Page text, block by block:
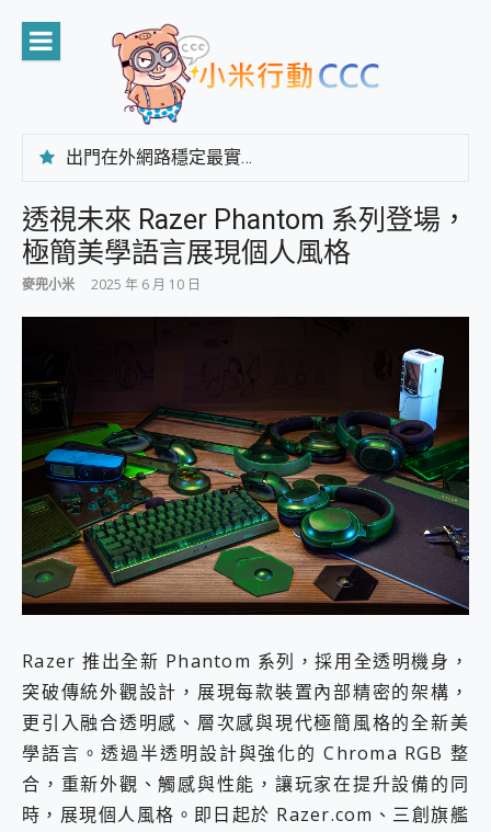
content
出門在外網路穩定最實在 「台灣大哥大」榮獲 4G/5G 在線率全球 NO.3 全台第一與全台六冠王實測心得，走到哪順到哪！
專為 PC上的 XBOX和掌機設計的 FireCuda X1070 SSD 固態硬碟開箱 評測
台灣製攝影機在這裡，100%全無線設計 SpotCam Solo Eco 太陽能防水雲端攝影機 SpotCam Solo 3 2.5K高畫質戶外攝影機 開箱 評測
好用的 EaseUS Partition Master 讓您輕鬆的移除與格式化有防寫保護的隨身碟或SD卡
一鍵修復模糊影片、舊照的 AI 好幫手! VideoProc Converter AI 新版全解析 × 年末優惠，一篇全看懂
小朋友才做選擇 投影機 RGB藍牙音響 氛圍情境燈 我通通都要！ Starfish 2 幻彩膠囊投影機｜結合「 智慧投影 & 煥彩流動 」的沈浸式生活新體驗
外型超吸晴~ 給您絕佳操控體驗 GravaStar Mercury K1 系列 異星機械鍵盤與 Mercury X 系列 輕量無線電競滑鼠 開箱 評測
開箱~變身「蜘蛛人」椅子軍師！MSI MPG 491CQP QD-OLED 超寬曲面電競螢幕，多工辦公、爽度滿滿的終極桌面體驗
iPhone 17 系列 有認證的防護來囉！ imos 首家導入 UL MCV 行銷宣告驗證的手機配件品牌
DJI Osmo Pocket 3 爽爽帶回家 歡慶 EaseUS 21 週年到來，「Slogan 海報徵稿活動」好康大放送
小巧好吸不擋鏡頭 有Qi2認證的 ONPRO MagReact MXs2 5000mAh薄型磁吸無線急速行動電源 開箱 評測
會走動的冷暖氣 SONY REON POCKET PRO 穿戴式智慧冷暖調溫裝置 開箱 評測
百倍變焦實測~ vivo X200 Pro 與 S25 Ultra 誰能滿足全場景拍攝需求？
超好用的 PLAUD NotePin AI 智慧錄音膠囊~ 您的AI 秘書已上線 每月免費送你 300分鐘轉寫
COMPUTEX 2025 來囉！AGI亞奇雷 AI・Gaming・創作儲存方案登場，趕快來AGI亞奇雷挑戰任務抽 PS5！
自帶線的 有線無線都能充 ONPRO MagReact M5 10000mAh 5合1 磁吸無線急速行動電源 開箱 評測
飛利浦 JS7310 ⚡【電急便｜行動儲能救車電源】 可靠的旅行夥伴！帶給您優異的安全性與強大供電效能
是螢幕也是電視! 一機超多用途「MSI微星 Modern MD272UPSW 27型」 4K IPS 輕薄商用智慧聯網螢幕 開箱 評測
您的專屬AI 助手 Yoga Slim 7 Aura Edition 觸控AI筆電 開箱 評測
透視未來 Razer Phantom 系列登場，
極簡美學語言展現個人風格
麥兜小米 2025 年 6 月 10 日
Razer 推出全新 Phantom 系列，採用全透明機身，
突破傳統外觀設計，展現每款裝置內部精密的架構，
更引入融合透明感、層次感與現代極簡風格的全新美
學語言。透過半透明設計與強化的 Chroma RGB 整
合，重新外觀、觸感與性能，讓玩家在提升設備的同
時，展現個人風格。即日起於 Razer.com、三創旗艦